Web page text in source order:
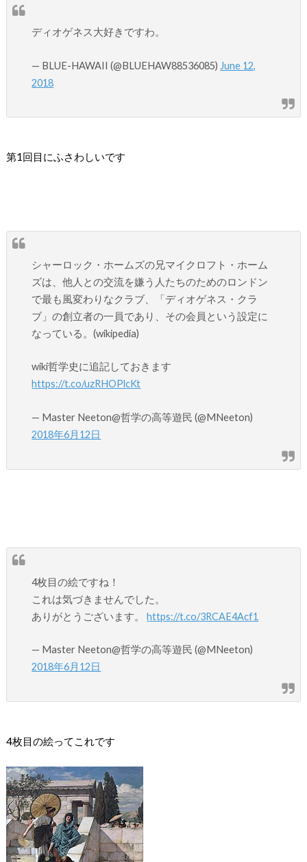
ディオゲネス大好きですわ。
— BLUE-HAWAII (@BLUEHAW88536085) June 12,
2018
第1回目にふさわしいです
シャーロック・ホームズの兄マイクロフト・ホーム
ズは、他人との交流を嫌う人たちのためのロンドン
で最も風変わりなクラブ、「ディオゲネス・クラ
ブ」の創立者の一員であり、その会員という設定に
なっている。(wikipedia)
wiki哲学史に追記しておきます
https://t.co/uzRHOPlcKt
— Master Neeton@哲学の高等遊民 (@MNeeton)
2018年6月12日
4枚目の絵ですね！
これは気づきませんでした。
ありがとうございます。https://t.co/3RCAE4Acf1
— Master Neeton@哲学の高等遊民 (@MNeeton)
2018年6月12日
4枚目の絵ってこれです